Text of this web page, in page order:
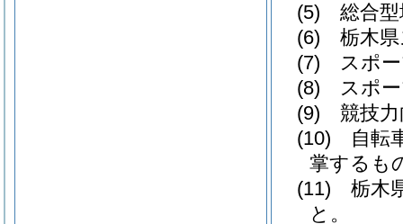
(5) 総合型
(6) 栃木県
(7) スポー
(8) スポー
(9) 競技力
(10) 自転
掌するも
(11) 栃木
と。